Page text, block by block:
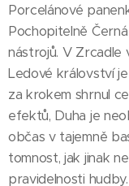
Porcelánové
Pochopitelně
nástrojů. V Zrcadle
Ledové království
za krokem shrnul
efektů, Duha je
občas v tajemně
tomnost, jak jinak
pravidelnosti